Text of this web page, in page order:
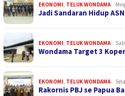
EKONOMI TELUK WONDAMA
Jadi Sandaran Hidup
EKONOMI TELUK WONDAMA
Wondama Target 3
EKONOMI TELUK WONDAMA
Rakornis PBJ se Papua